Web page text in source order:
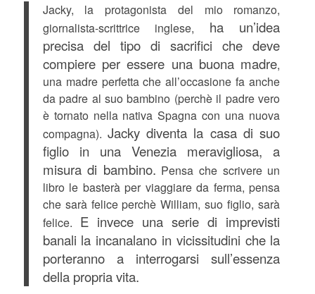
Jacky, la protagonista del mio romanzo,
giornalista-scrittrice inglese, ha un’idea
precisa del tipo di sacrifici che deve
compiere per essere una buona madre,
una madre perfetta che all’occasione fa anche
da padre al suo bambino (perchè il padre vero
è tornato nella nativa Spagna con una nuova
compagna). Jacky diventa la casa di suo
figlio in una Venezia meravigliosa, a
misura di bambino. Pensa che scrivere un
libro le basterà per viaggiare da ferma, pensa
che sarà felice perchè William, suo figlio, sarà
felice. E invece una serie di imprevisti
banali la incanalano in vicissitudini che la
porteranno a interrogarsi sull’essenza
della propria vita.